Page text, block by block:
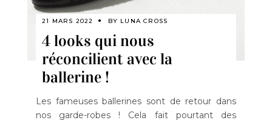
21 MARS 2022 BY LUNA CROSS
4 looks qui nous
réconcilient avec la
ballerine !
Les fameuses ballerines sont de retour dans
nos garde-robes ! Cela fait pourtant des